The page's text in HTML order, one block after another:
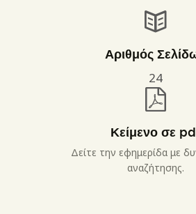
Αριθμός
24
Κείμενο σε
Δείτε την εφημερίδα με
αναζήτησης.